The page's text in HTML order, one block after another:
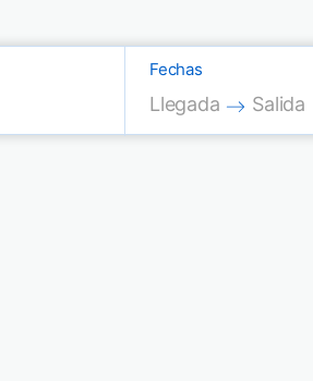
Fechas
Press the down
Llegada
Press
Salida